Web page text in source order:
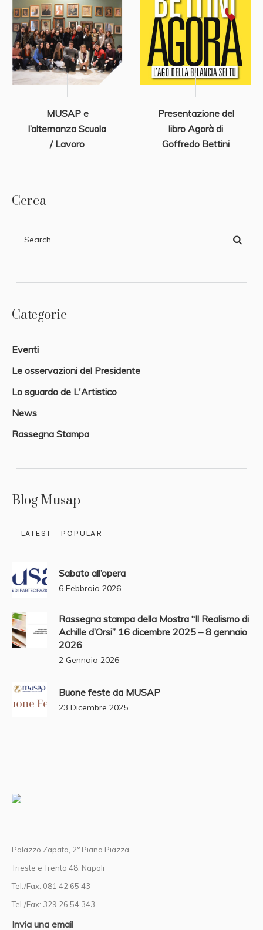
MUSAP e
l’alternanza Scuola
/ Lavoro
Presentazione del
libro Agorà di
Goffredo Bettini
Cerca
Categorie
Eventi
Le osservazioni del Presidente
Lo sguardo de L'Artistico
News
Rassegna Stampa
Blog Musap
LATEST POPULAR
Sabato all’opera
6 Febbraio 2026
Rassegna stampa della Mostra “Il Realismo di
Achille d’Orsi” 16 dicembre 2025 – 8 gennaio
2026
2 Gennaio 2026
Buone feste da MUSAP
23 Dicembre 2025
Palazzo Zapata, 2° Piano Piazza
Trieste e Trento 48, Napoli
Tel./Fax: 081 42 65 43
Tel./Fax: 329 26 54 343
Invia una email